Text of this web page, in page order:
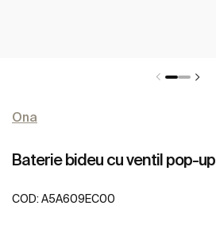
Ona
Baterie bideu cu ventil pop-up
COD: A5A609EC00